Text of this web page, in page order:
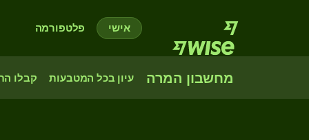
אישי פלטפורמה
מחשבון המרה עיון בכל המטבעות קבלו